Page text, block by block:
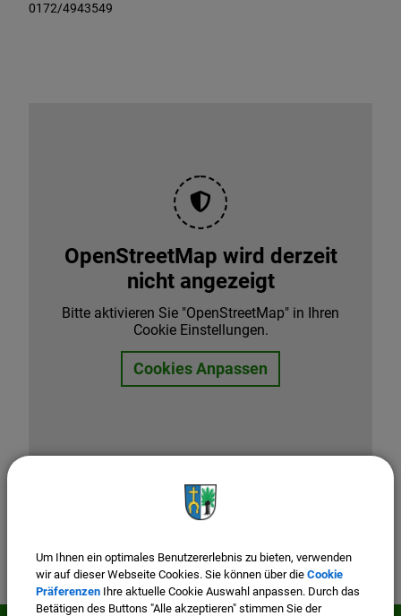
0172/4943549
OpenStreetMap wird derzeit
nicht angezeigt
Bitte aktivieren Sie "OpenStreetMap" in Ihren
Cookie Einstellungen.
Cookies Anpassen
Um Ihnen ein optimales Benutzererlebnis zu bieten, verwenden
wir auf dieser Webseite Cookies. Sie können über die Cookie
Präferenzen Ihre aktuelle Cookie Auswahl anpassen. Durch das
Betätigen des Buttons "Alle akzeptieren" stimmen Sie der